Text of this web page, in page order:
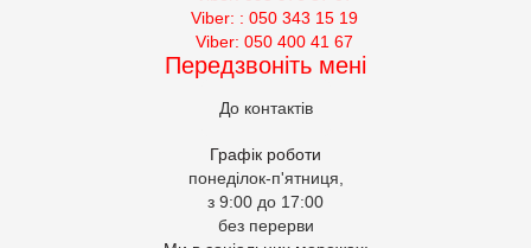
Viber: : 050 343 15 19‬
Viber: 050 400 41 67
Передзвоніть мені
До контактів
Графік роботи
понеділок-п'ятниця,
з 9:00 до 17:00
без перерви